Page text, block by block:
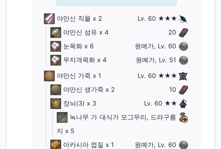
야만신 직물 x 2
Lv. 60 ★★★
야만신 섬유 x 4
20
눈목화 x 6
원예가, Lv. 60
무지개목화 x 4 원예가, Lv. 51
야만신 가죽 x 1
Lv. 60 ★★★
야만신 생가죽 x 2
10
장뇌 (3) x 3
Lv. 60 ★★
녹나무 가
지 x 5
대식가 모그무리, 드라구름
아카시아 껍질 x 1 원예가, Lv. 60